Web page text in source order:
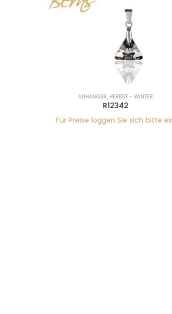
ANHÄNGER,HERBST - WINTER
R12342
Für Preise loggen Sie sich bitte ein